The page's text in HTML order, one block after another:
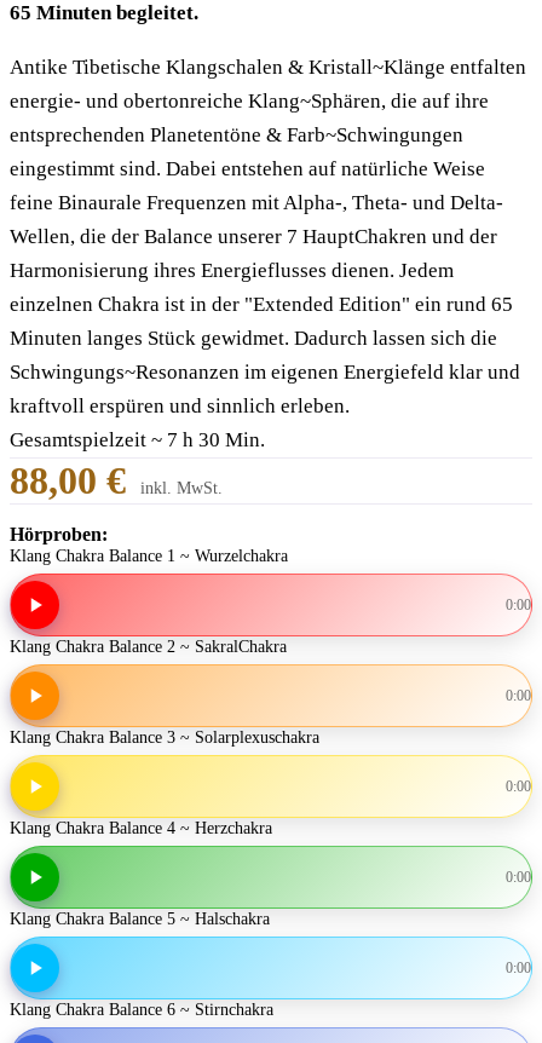
65 Minuten begleitet.
Antike Tibetische Klangschalen & Kristall~Klänge entfalten
energie- und obertonreiche Klang~Sphären, die auf ihre
entsprechenden Planetentöne & Farb~Schwingungen
eingestimmt sind. Dabei entstehen auf natürliche Weise
feine Binaurale Frequenzen mit Alpha-, Theta- und Delta-
Wellen, die der Balance unserer 7 HauptChakren und der
Harmonisierung ihres Energieflusses dienen. Jedem
einzelnen Chakra ist in der "Extended Edition" ein rund 65
Minuten langes Stück gewidmet. Dadurch lassen sich die
Schwingungs~Resonanzen im eigenen Energiefeld klar und
kraftvoll erspüren und sinnlich erleben.
Gesamtspielzeit ~ 7 h 30 Min.
88,00 € inkl. MwSt.
Hörproben:
Klang Chakra Balance 1 ~ Wurzelchakra
0:00
Klang Chakra Balance 2 ~ SakralChakra
0:00
Klang Chakra Balance 3 ~ Solarplexuschakra
0:00
Klang Chakra Balance 4 ~ Herzchakra
0:00
Klang Chakra Balance 5 ~ Halschakra
0:00
Klang Chakra Balance 6 ~ Stirnchakra